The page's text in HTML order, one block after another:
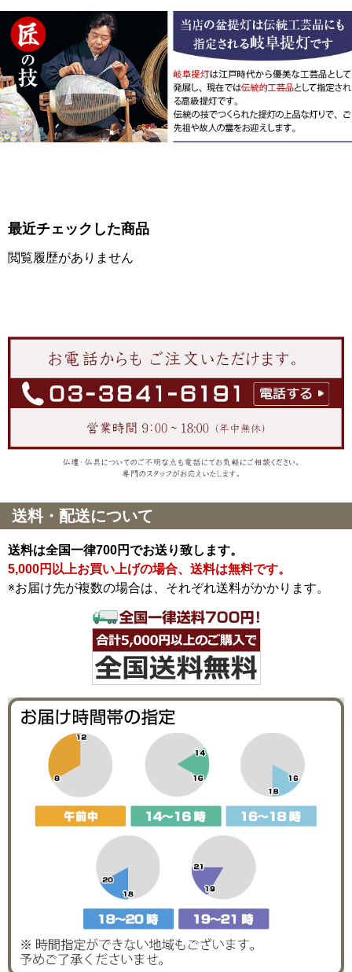
最近チェックした商品
閲覧履歴がありません
送料・配送について
送料は全国一律700円でお送り致します。
5,000円以上お買い上げの場合、送料は無料です。
※お届け先が複数の場合は、それぞれ送料がかかります。